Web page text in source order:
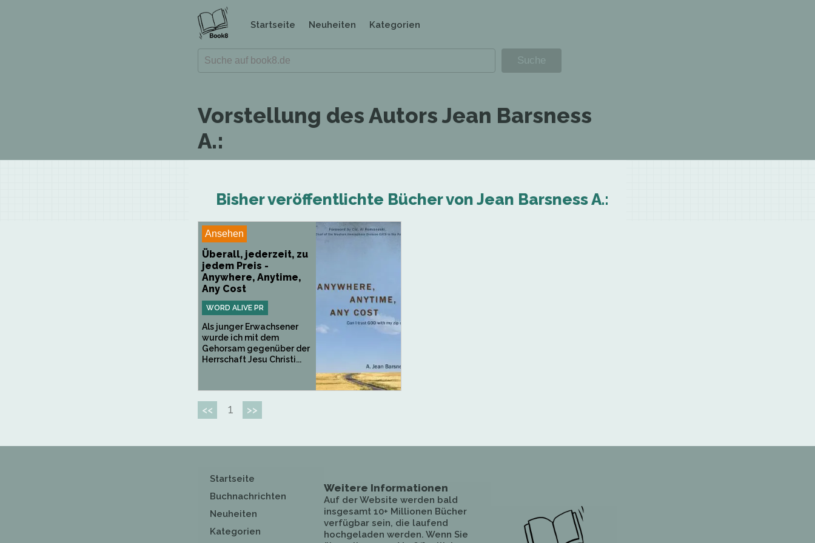
Startseite Neuheiten Kategorien
Vorstellung des Autors Jean Barsness
A.:
Bisher veröffentlichte Bücher von Jean Barsness A.:
Ansehen
Überall, jederzeit, zu
jedem Preis -
Anywhere, Anytime,
Any Cost
WORD ALIVE PR
Als junger Erwachsener
wurde ich mit dem
Gehorsam gegenüber der
Herrschaft Jesu Christi...
<< 1 >>
Startseite
Buchnachrichten
Neuheiten
Kategorien
Weitere Informationen
Auf der Website werden bald
insgesamt 10+ Millionen Bücher
verfügbar sein, die laufend
hochgeladen werden. Wenn Sie